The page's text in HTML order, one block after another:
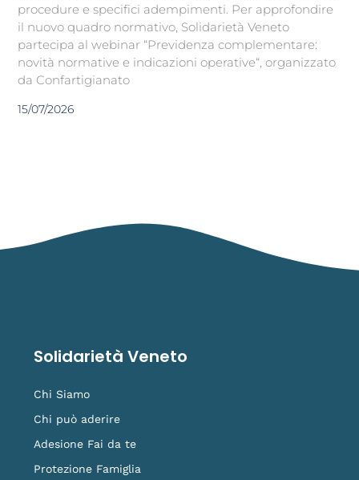
procedure e specifici adempimenti. Per approfondire
il nuovo quadro normativo, Solidarietà Veneto
partecipa al webinar “Previdenza complementare:
novità normative e indicazioni operative“, organizzato
da Confartigianato
15/07/2026
Solidarietà Veneto
Chi Siamo
Chi può aderire
Adesione Fai da te
Protezione Famiglia